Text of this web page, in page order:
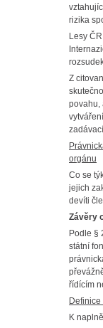
rizika
Lesy
Z
povahu,
orgánu
Co se
jejich
devíti
Závěry
Podle §
státní
řídícím
K